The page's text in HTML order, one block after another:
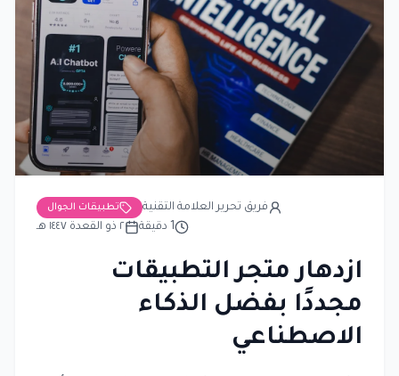
تطبيقات الجوال
فريق تحرير العلامة التقنية
٢ ذو القعدة ١٤٤٧ هـ
1 دقيقة
ازدهار متجر التطبيقات
مجددًا بفضل الذكاء
الاصطناعي